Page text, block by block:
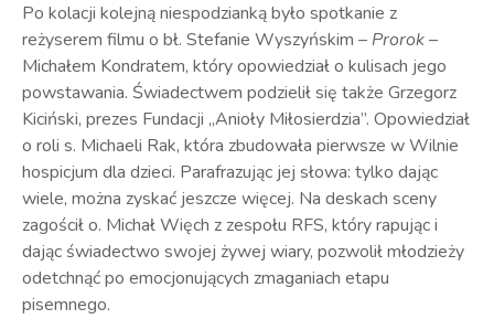
Po kolacji kolejną niespodzianką było spotkanie z
reżyserem filmu o bł. Stefanie Wyszyńskim – Prorok–
Michałem Kondratem, który opowiedział o kulisach jego
powstawania. Świadectwem podzielił się także Grzegorz
Kiciński, prezes Fundacji „Anioły Miłosierdzia”. Opowiedział
o roli s. Michaeli Rak, która zbudowała pierwsze w Wilnie
hospicjum dla dzieci. Parafrazując jej słowa: tylko dając
wiele, można zyskać jeszcze więcej. Na deskach sceny
zagościł o. Michał Więch z zespołu RFS, który rapując i
dając świadectwo swojej żywej wiary, pozwolił młodzieży
odetchnąć po emocjonujących zmaganiach etapu
pisemnego.